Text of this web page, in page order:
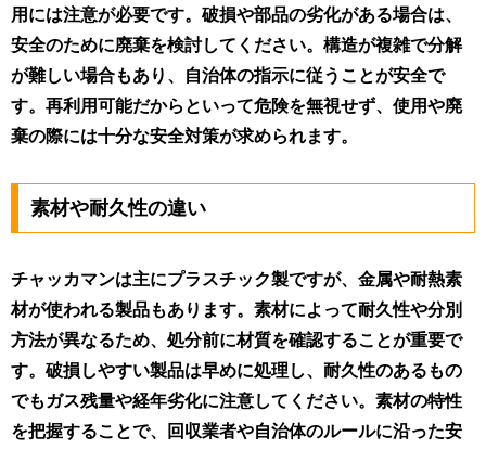
用には注意が必要です。破損や部品の劣化がある場合は、
安全のために廃棄を検討してください。構造が複雑で分解
が難しい場合もあり、自治体の指示に従うことが安全で
す。再利用可能だからといって危険を無視せず、使用や廃
棄の際には十分な安全対策が求められます。
素材や耐久性の違い
チャッカマンは主にプラスチック製ですが、金属や耐熱素
材が使われる製品もあります。素材によって耐久性や分別
方法が異なるため、処分前に材質を確認することが重要で
す。破損しやすい製品は早めに処理し、耐久性のあるもの
でもガス残量や経年劣化に注意してください。素材の特性
を把握することで、回収業者や自治体のルールに沿った安